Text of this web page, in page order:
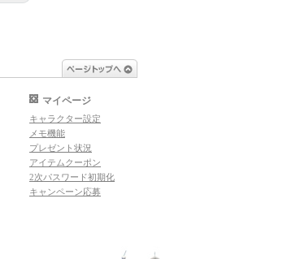
マイページ
キャラクター設定
メモ機能
プレゼント状況
アイテムクーポン
2次パスワード初期化
キャンペーン応募